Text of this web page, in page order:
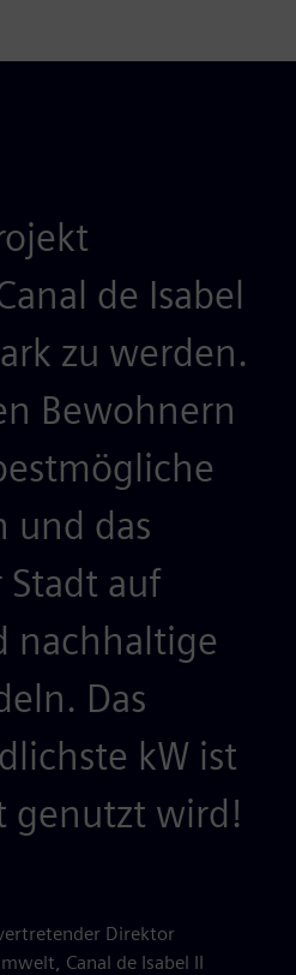
de Isabel
zu werden.
Bewohnern
und das
Stadt auf
nachhaltige
Das
kW ist
genutzt wird!
Direktor
Canal de Isabel II